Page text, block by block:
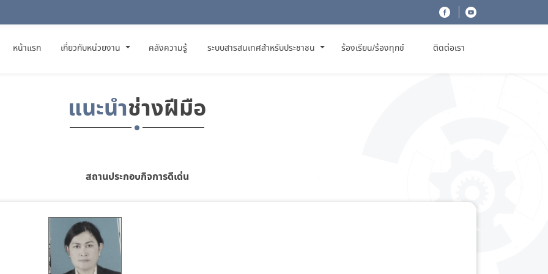
หน้าแรก(CURRENT)
เกี่ยวกับหน่วยงาน คลังความรู้ ระบบสารสนเทศสำหรับประชาชน ร้องเรียน/ร้องทุกข์ ติดต่อเรา
แนะนำช่างฝีมือ
สถานประกอบกิจการดีเด่น